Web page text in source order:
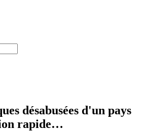
désabusées d'un pays
rapide…